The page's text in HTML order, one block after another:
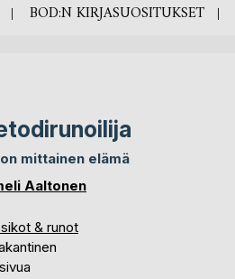
BOD:N KIRJASUOSITUKSET
mittainen elämä
Aaltonen
& runot